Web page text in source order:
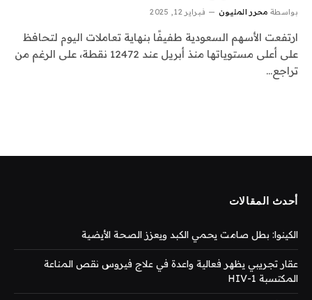
بواسطة محرر المليون فبراير 12, 2025
ارتفعت الأسهم السعودية طفيفًا بنهاية تعاملات اليوم لتحافظ
على أعلى مستوياتها منذ أبريل عند 12472 نقطة، على الرغم من
تراجع…
أحدث المقالات
الكينوا: بطل صامت يحمي الكبد ويعزز الصحة الأيضية
عقار تجريبي يظهر فعالية واعدة في علاج فيروس نقص المناعة
المكتسبة HIV-1